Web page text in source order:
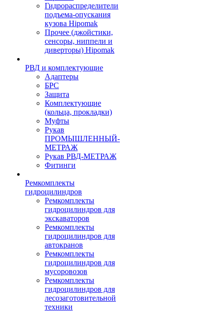
Гидрораспределители
подъема-опускания
кузова Hipomak
Прочее (джойстики,
сенсоры, ниппели и
диверторы) Hipomak
РВД и комплектующие
Адаптеры
БРС
Защита
Комплектующие
(кольца, прокладки)
Муфты
Рукав
ПРОМЫШЛЕННЫЙ-
МЕТРАЖ
Рукав РВД-МЕТРАЖ
Фитинги
Ремкомплекты
гидроцилиндров
Ремкомплекты
гидроцилиндров для
экскаваторов
Ремкомплекты
гидроцилиндров для
автокранов
Ремкомплекты
гидроцилиндров для
мусоровозов
Ремкомплекты
гидроцилиндров для
лесозаготовительной
техники